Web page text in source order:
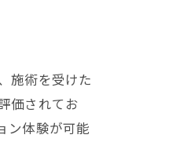
施術を受けた
価されてお
ン体験が可能